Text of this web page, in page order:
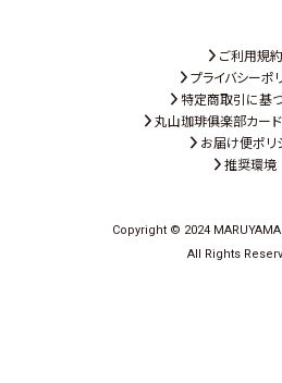
ご利用規約
プライバシーポ
特定商取引に基
丸山珈琲俱楽部カー
お届け便ポリ
推奨環境
Copyright © 2024 MARUYAMA
All Rights